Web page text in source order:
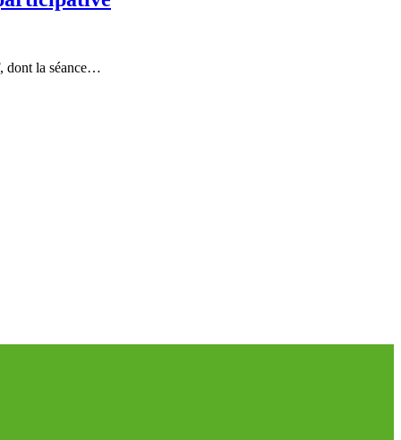
dont la séance…